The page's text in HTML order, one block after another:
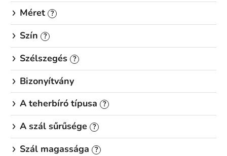
Méret ?
Szín ?
Szélszegés ?
Bizonyítvány
A teherbíró típusa
?
A szál sűrűsége ?
Szál magassága ?